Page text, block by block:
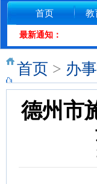
首页 教
最新通知：
首页 > 办
德州市